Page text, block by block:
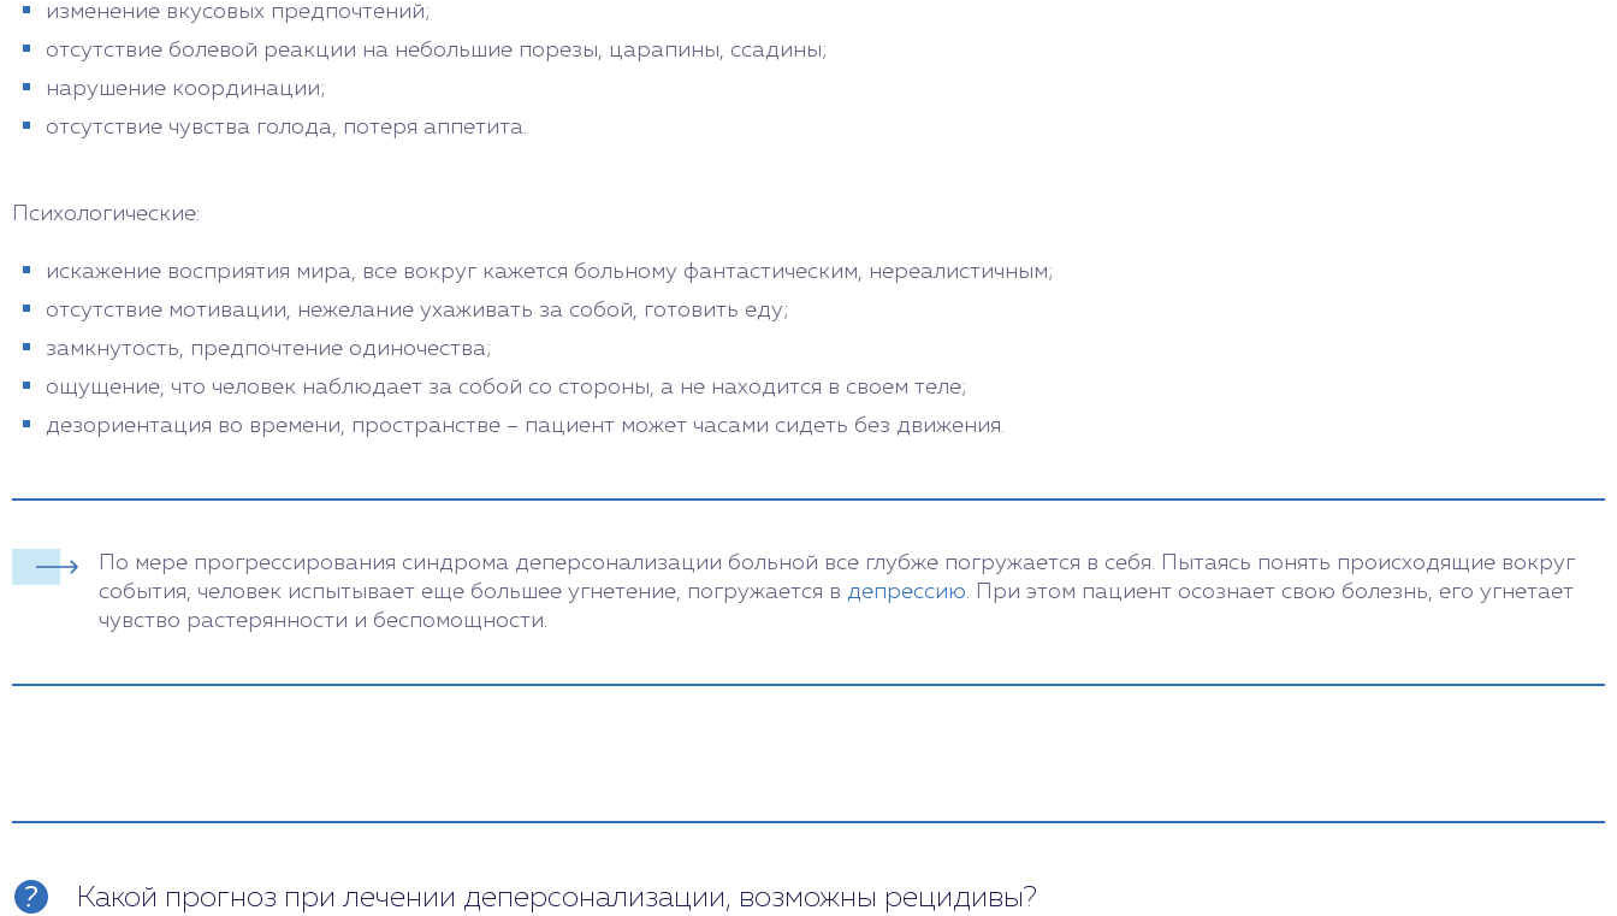
изменение вкусовых предпочтений;
отсутствие болевой реакции на небольшие порезы, царапины, ссадины;
нарушение координации;
отсутствие чувства голода, потеря аппетита.
Психологические:
искажение восприятия мира, все вокруг кажется больному фантастическим, нереалистичным;
отсутствие мотивации, нежелание ухаживать за собой, готовить еду;
замкнутость, предпочтение одиночества;
ощущение, что человек наблюдает за собой со стороны, а не находится в своем теле;
дезориентация во времени, пространстве – пациент может часами сидеть без движения.
По мере прогрессирования синдрома деперсонализации больной все глубже погружается в себя. Пытаясь понять происходящие вокруг
события, человек испытывает еще большее угнетение, погружается в депрессию. При этом пациент осознает свою болезнь, его угнетает
чувство растерянности и беспомощности.
Какой прогноз при лечении деперсонализации, возможны рецидивы?